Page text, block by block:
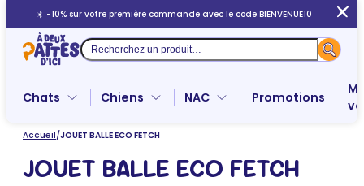
au
contenu
☀️ -10% sur votre première commande avec le code BIENVENUE10
Recherche
Chats Chiens NAC Promotions
Accueil/JOUET BALLE ECO FETCH
JOUET BALLE ECO FETCH